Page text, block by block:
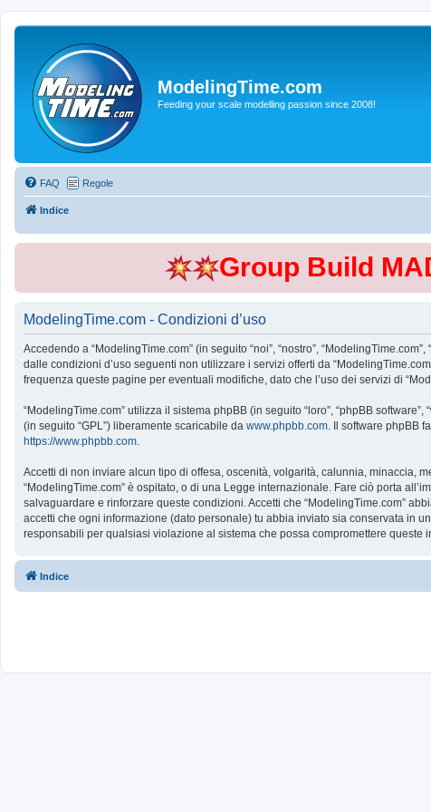
ModelingTime.com
Feeding your scale modelling passion since 2008!
FAQ Regole
Indice
Group Build
ModelingTime.com - Condizioni d’uso
Accedendo a “ModelingTime.com” (in seguito “noi”, “nostro”,
dalle condizioni d’uso seguenti non utilizzare i servizi offerti da
frequenza queste pagine per eventuali modifiche, dato che l’uso dei servizi di
“ModelingTime.com” utilizza il sistema phpBB (in seguito “loro”, “phpBB
(in seguito “GPL”) liberamente scaricabile da www.phpbb.com. Il software phpBB
https://www.phpbb.com.
Accetti di non inviare alcun tipo di offesa, oscenità, volgarità, calunnia, minaccia,
“ModelingTime.com” è ospitato, o di una Legge internazionale. Fare ciò porta
salvaguardare e rinforzare queste condizioni. Accetti che “ModelingTime.com”
accetti che ogni informazione (dato personale) tu abbia inviato sia conservata in
responsabili per qualsiasi violazione al sistema che possa compromettere queste
Indice